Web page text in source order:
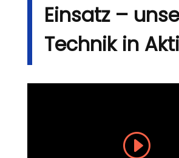
Einsatz –
Technik in